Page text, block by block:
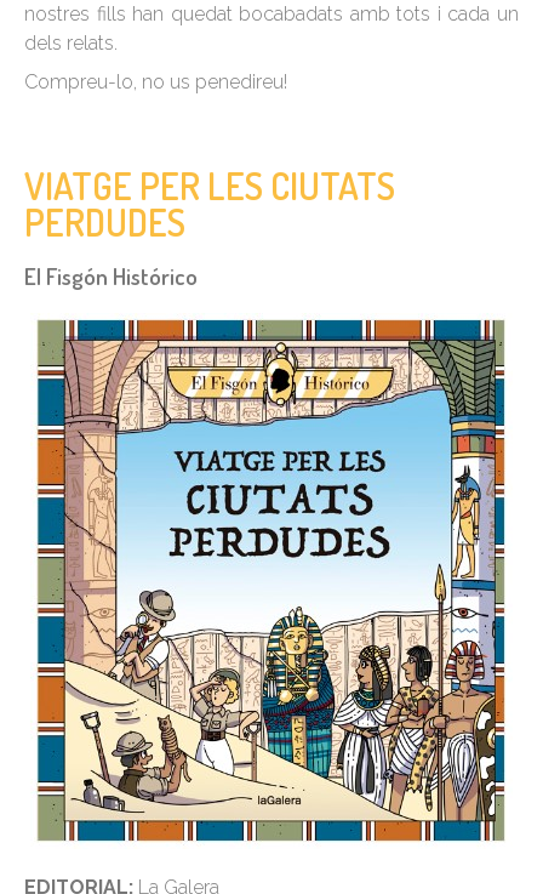
nostres fills han quedat bocabadats amb tots i cada un
dels relats.
Compreu-lo, no us penedireu!
VIATGE PER LES CIUTATS
PERDUDES
El Fisgón Histórico
EDITORIAL: La Galera